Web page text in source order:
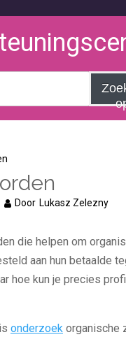
Door Lukasz Zelezny
die helpen om
aan hun betaalde
hoe kun je precies
is onderzoek organische